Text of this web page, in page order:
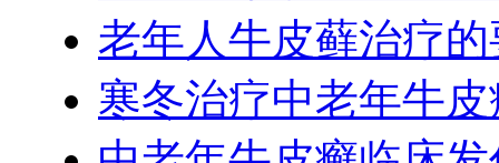
老年人牛皮藓治疗
寒冬治疗中老年牛